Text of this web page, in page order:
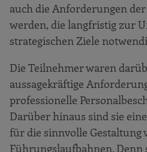
auch die Anforderungen
werden, die langfristig zur
strategischen Ziele
Die Teilnehmer waren
aussagekräftige
professionelle
Darüber hinaus sind sie
für die sinnvolle Gestaltung
Führungslaufbahnen. Denn